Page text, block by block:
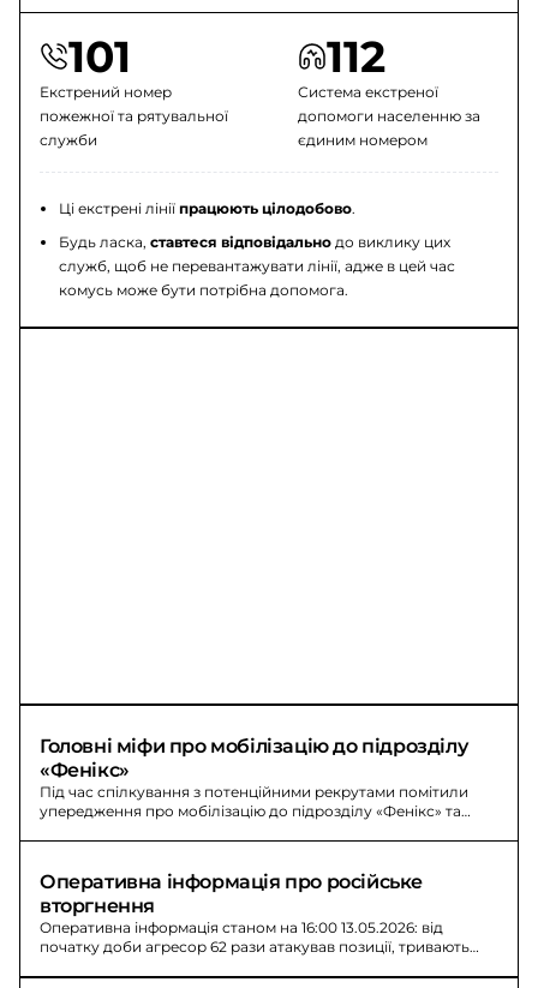
101
Екстрений номер
пожежної та рятувальної
служби
112
Система екстреної
допомоги населенню за
єдиним номером
Ці екстрені лініїпрацюють цілодобово.
Будь ласка,ставтеся відповідально до виклику цих
служб, щоб не перевантажувати лінії, адже в цей час
комусь може бути потрібна допомога.
Головні міфи про мобілізацію до підрозділу
«Фенікс»
Під час спілкування з потенційними рекрутами помітили
упередження про мобілізацію до підрозділу «Фенікс» та
Оперативна інформація про російське
вторгнення
Оперативна інформація станом на 16:00 13.05.2026: від
початку доби агресор 62 рази атакував позиції, тривають